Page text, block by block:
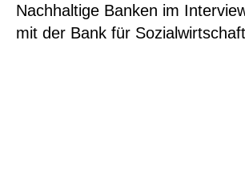
Nachhaltige Banken im
mit der Bank für